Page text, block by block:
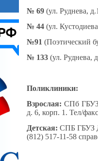
№ 69 (ул. Руднева,
№ 44 (ул.
№91 (Поэтический
№ 133 (ул. Руднева,
Поликлиники:
Взрослая: СПб ГБУЗ
д. 6, корп. 1. Тел/
Детская: СПБ ГБУЗ
(812) 517-11-58